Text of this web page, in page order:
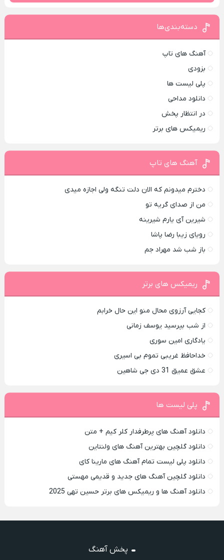
دسته‌بندی‌ها
آهنگ های تاپ
بزودی
پلی لیست ها
دانلود مداحی
در انتظار پخش
ریمیکس های برتر
آهنگ های تاپ
دخترم میدونم که الان دلت تنگه ولی اجازه میدی
من از صدای گريه تو
شیرین آی یارم شیرینه
رویای زیبا رضا پاشا
باز شب شد مهراد جم
ریمیکس های برتر
کجایی آرزوی محال منو این حال خرابم
از شب بپرسید یوسف زمانی
یادگاری امین سوری
خداحافظ غریبی تموم بی اسیری
عشق عمیق 31 دی جی شاهین
پلی لیست ها
دانلود آهنگ های پرطرفدار کلر کیم + متن
دانلود گلچین بهترین آهنگ های ولنتاین
دانلود پلی لیست تمام آهنگ های مارینا کای
دانلود گلچین آهنگ های جدید و قدیمی مهستی
دانلود آهنگ ها و ریمیکس های برتر حسین تهی 2025
پخش آهنگ